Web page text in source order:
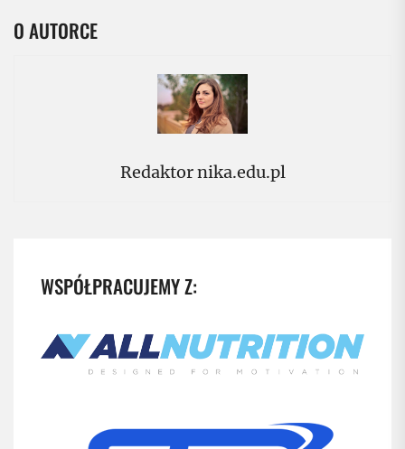
O AUTORCE
Redaktor nika.edu.pl
WSPÓŁPRACUJEMY Z: